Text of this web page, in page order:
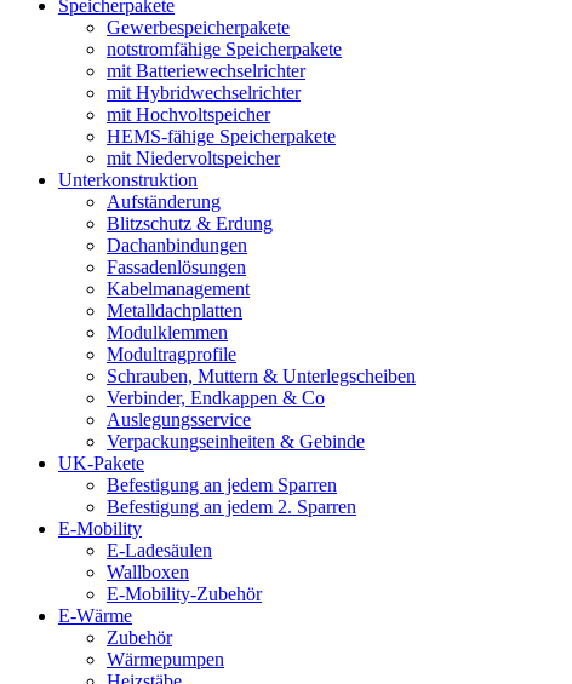
Speicherpakete
Gewerbespeicherpakete
notstromfähige Speicherpakete
mit Batteriewechselrichter
mit Hybridwechselrichter
mit Hochvoltspeicher
HEMS-fähige Speicherpakete
mit Niedervoltspeicher
Unterkonstruktion
Aufständerung
Blitzschutz & Erdung
Dachanbindungen
Fassadenlösungen
Kabelmanagement
Metalldachplatten
Modulklemmen
Modultragprofile
Schrauben, Muttern & Unterlegscheiben
Verbinder, Endkappen & Co
Auslegungsservice
Verpackungseinheiten & Gebinde
UK-Pakete
Befestigung an jedem Sparren
Befestigung an jedem 2. Sparren
E-Mobility
E-Ladesäulen
Wallboxen
E-Mobility-Zubehör
E-Wärme
Zubehör
Wärmepumpen